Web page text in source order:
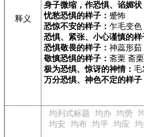
释义
身子微缩，作恐惧、谄媚状
忧愁恐惧的样子： 蹙怖
恐惊不安的样子： 乍毛变色
恐惧、紧张、小心谨慎的样
恐惧敬畏的样子： 神蕊形茹
敬慎恐惧的样子： 斋栗 斋
极为恐惧、惊讶的神情： 毛
万分恐惧、神色不定的样子
均列式标题 均办 均势
均安
均布 均平 均应